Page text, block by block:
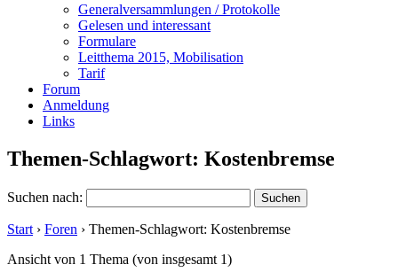
Generalversammlungen / Protokolle
Gelesen und interessant
Formulare
Leitthema 2015, Mobilisation
Tarif
Forum
Anmeldung
Links
Themen-Schlagwort: Kostenbremse
Suchen nach:
Start › Foren › Themen-Schlagwort: Kostenbremse
Ansicht von 1 Thema (von insgesamt 1)